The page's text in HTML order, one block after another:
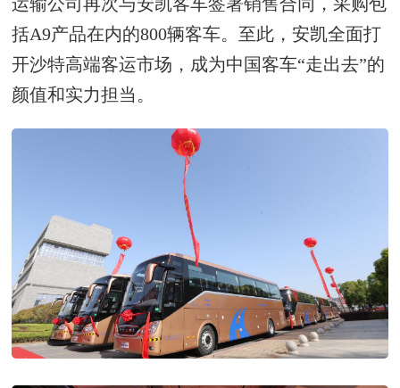
括A9产品在内的800辆客车。至此，安凯全面打
开沙特高端客运市场，成为中国客车“走出去”的
颜值和实力担当。